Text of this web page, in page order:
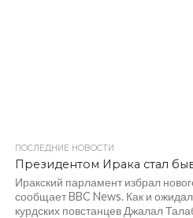
ПОСЛЕДНИЕ НОВОСТИ
Президентом Ирака стал
Иракский парламент избрал
сообщает BBC News. Как и
курдских повстанцев Джалал